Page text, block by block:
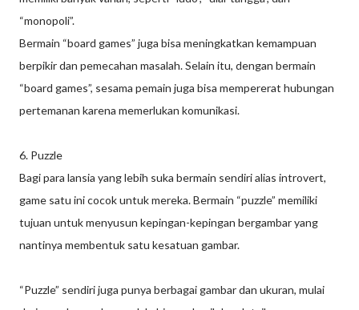
“monopoli”.
Bermain “board games” juga bisa meningkatkan kemampuan
berpikir dan pemecahan masalah. Selain itu, dengan bermain
“board games”, sesama pemain juga bisa mempererat hubungan
pertemanan karena memerlukan komunikasi.
6. Puzzle
Bagi para lansia yang lebih suka bermain sendiri alias introvert,
game satu ini cocok untuk mereka. Bermain “puzzle” memiliki
tujuan untuk menyusun kepingan-kepingan bergambar yang
nantinya membentuk satu kesatuan gambar.
“Puzzle” sendiri juga punya berbagai gambar dan ukuran, mulai